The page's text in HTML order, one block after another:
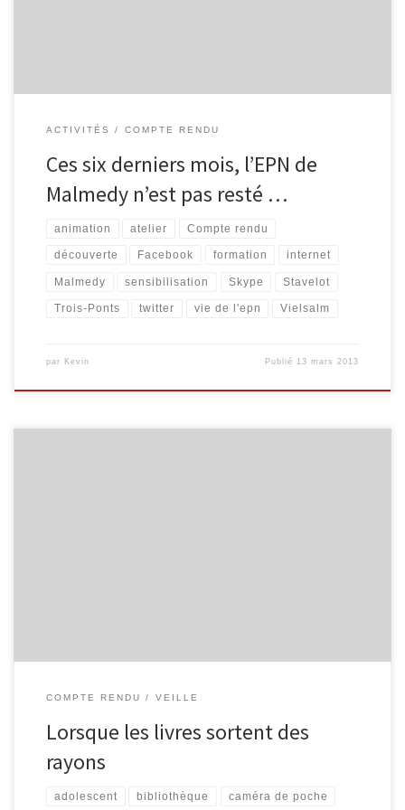
ACTIVITÉS COMPTE RENDU
Ces six derniers mois, l’EPN de
Malmedy n’est pas resté …
animation atelier Compte rendu
découverte Facebook formation internet
Malmedy sensibilisation Skype Stavelot
Trois-Ponts twitter vie de l'epn Vielsalm
par Kevin Publié 13 mars 2013
COMPTE RENDU VEILLE
Lorsque les livres sortent des
rayons
adolescent bibliothèque caméra de poche